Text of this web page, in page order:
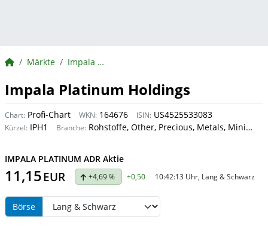
BörsenNEWS.de
Märkte Impala Platinum Holdings
Impala Platinum Holdings
Chart: Profi-Chart WKN: 164676 ISIN: US4525533083
Kürzel: IPH1 Branche: Rohstoffe, Other, Precious, Metals, Mining
IMPALA PLATINUM ADR Aktie
11,15EUR +4,69 % +0,50 10:42:13 Uhr, Lang & Schwarz
Börse